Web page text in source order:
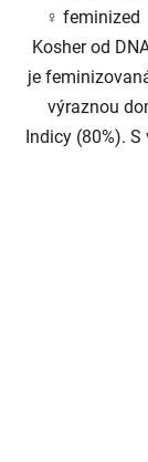
♀️
Kosher od
je
výraznou
Indicy (80%). S